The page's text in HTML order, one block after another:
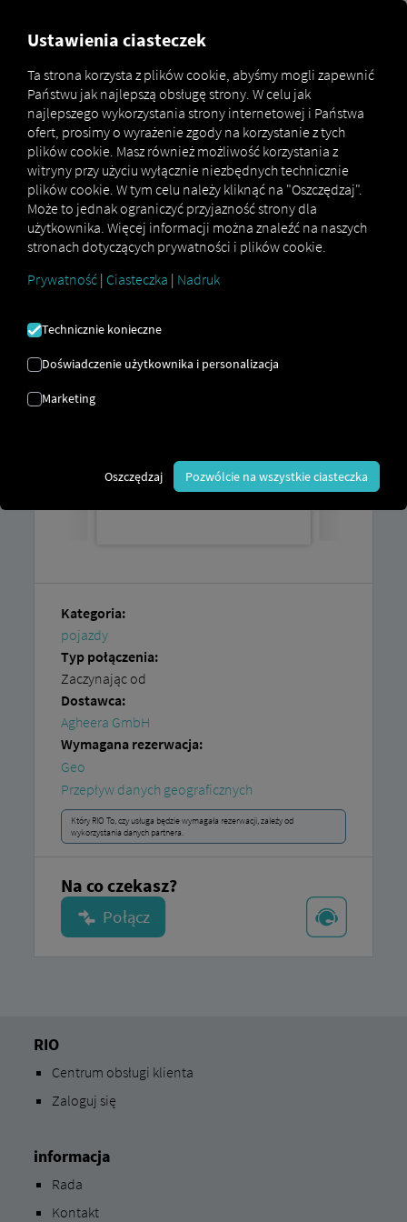
Marketplace Connectors Agheera Connect
AGHEERA CONNECT
Możesz rozszerzyć tę usługę o dane z
platformy RIOi konto wAgheera GmbH
Kategoria:
pojazdy
Typ połączenia:
Zaczynając od
Dostawca:
Agheera GmbH
Wymagana rezerwacja:
Geo
Przepływ danych geograficznych
Który RIO To, czy usługa będzie wymagała rezerwacji, zależy od
wykorzystania danych partnera.
Na co czekasz?
RIO
Centrum obsługi klienta
Zaloguj się
informacja
Rada
Kontakt
Ustawienia ciasteczek
Ta strona korzysta z plików cookie, abyśmy mogli zapewnić
Państwu jak najlepszą obsługę strony. W celu jak
najlepszego wykorzystania strony internetowej i Państwa
ofert, prosimy o wyrażenie zgody na korzystanie z tych
plików cookie. Masz również możliwość korzystania z
witryny przy użyciu wyłącznie niezbędnych technicznie
plików cookie. W tym celu należy kliknąć na "Oszczędzaj".
Może to jednak ograniczyć przyjazność strony dla
użytkownika. Więcej informacji można znaleźć na naszych
stronach dotyczących prywatności i plików cookie.
Prywatność | Ciasteczka | Nadruk
Technicznie konieczne
Doświadczenie użytkownika i personalizacja
Marketing
Oszczędzaj Pozwólcie na wszystkie ciasteczka